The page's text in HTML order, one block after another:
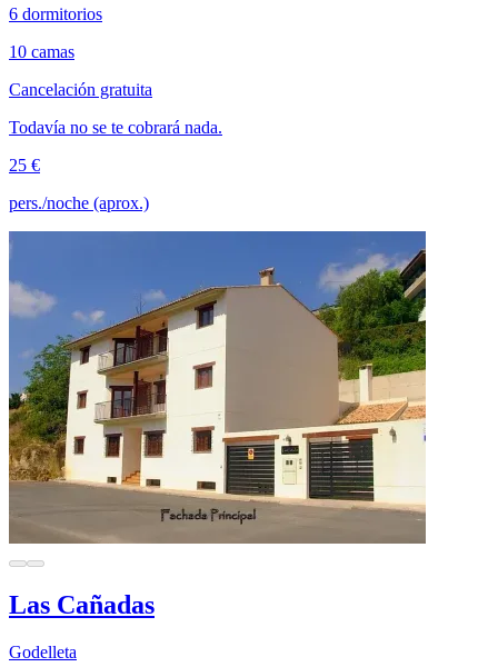
6 dormitorios
10 camas
Cancelación gratuita
Todavía no se te cobrará nada.
25 €
pers./noche (aprox.)
Las Cañadas
Godelleta